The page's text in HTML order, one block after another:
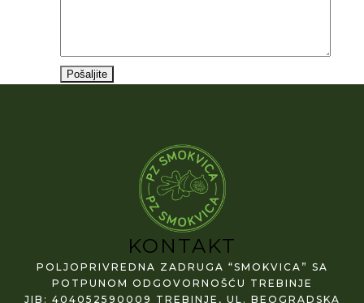
KONTAKT
POLJOPRIVREDNA ZADRUGA “SMOKVICA” SA
POTPUNOM ODGOVORNOŠĆU TREBINJE
JIB: 404052590009 TREBINJE, UL. BEOGRADSKA